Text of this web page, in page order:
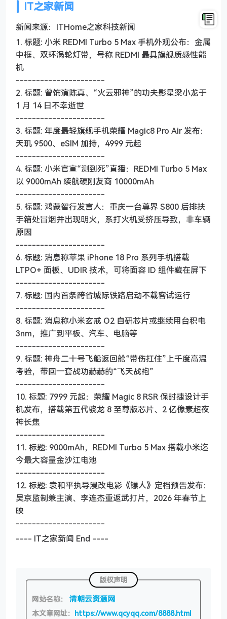
IT之家新闻
新闻来源：ITHome之家科技新闻
1. 标题: 小米 REDMI Turbo 5 Max 手机外观公布：金属
中框、双环涡轮灯带，号称 REDMI 最具旗舰质感性能
机
----------------------
2. 标题: 曾饰演陈真、“火云邪神”的功夫影星梁小龙于
1 月 14 日不幸逝世
----------------------
3. 标题: 年度最轻旗舰手机荣耀 Magic8 Pro Air 发布：
天玑 9500、eSIM 加持，4999 元起
----------------------
4. 标题: 小米官宣“测到死”直播：REDMI Turbo 5 Max
以 9000mAh 续航硬刚友商 10000mAh
----------------------
5. 标题: 鸿蒙智行发言人：重庆一台尊界 S800 后排扶
手箱处冒烟并出现明火，系打火机受挤压导致，非车辆
原因
----------------------
6. 标题: 消息称苹果 iPhone 18 Pro 系列手机搭载
LTPO+ 面板、UDIR 技术，可将面容 ID 组件藏在屏下
----------------------
7. 标题: 国内首条跨省城际铁路启动不载客试运行
----------------------
8. 标题: 消息称小米玄戒 O2 自研芯片或继续用台积电
3nm，推广到平板、汽车、电脑等
----------------------
9. 标题: 神舟二十号飞船返回舱“带伤扛住”上千度高温
考验，带回一套战功赫赫的“飞天战袍”
----------------------
10. 标题: 7999 元起：荣耀 Magic 8 RSR 保时捷设计手
机发布，搭载第五代骁龙 8 至尊版芯片、2 亿像素超夜
神长焦
----------------------
11. 标题: 9000mAh，REDMI Turbo 5 Max 搭载小米迄
今最大容量金沙江电池
----------------------
12. 标题: 袁和平执导漫改电影《镖人》定档预告发布：
吴京监制兼主演、李连杰重返武打片，2026 年春节上
映
----------------------
---- IT之家新闻 End ----
版权声明
网站名称： 清朝云资源网
本文章网址： https://www.qcyqq.com/8888.html